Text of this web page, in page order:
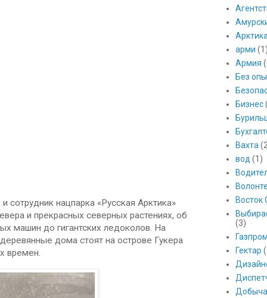
сотрудник нацпарка «Русская Арктика»
и прекрасных северных растениях, об
машин до гигантских ледоколов. На
дома стоят на острове Гукера
времен.
арми
Армия
Без
Бизнес
Вахта
вод (1)
Восток
(3)
Гектар
Добыча